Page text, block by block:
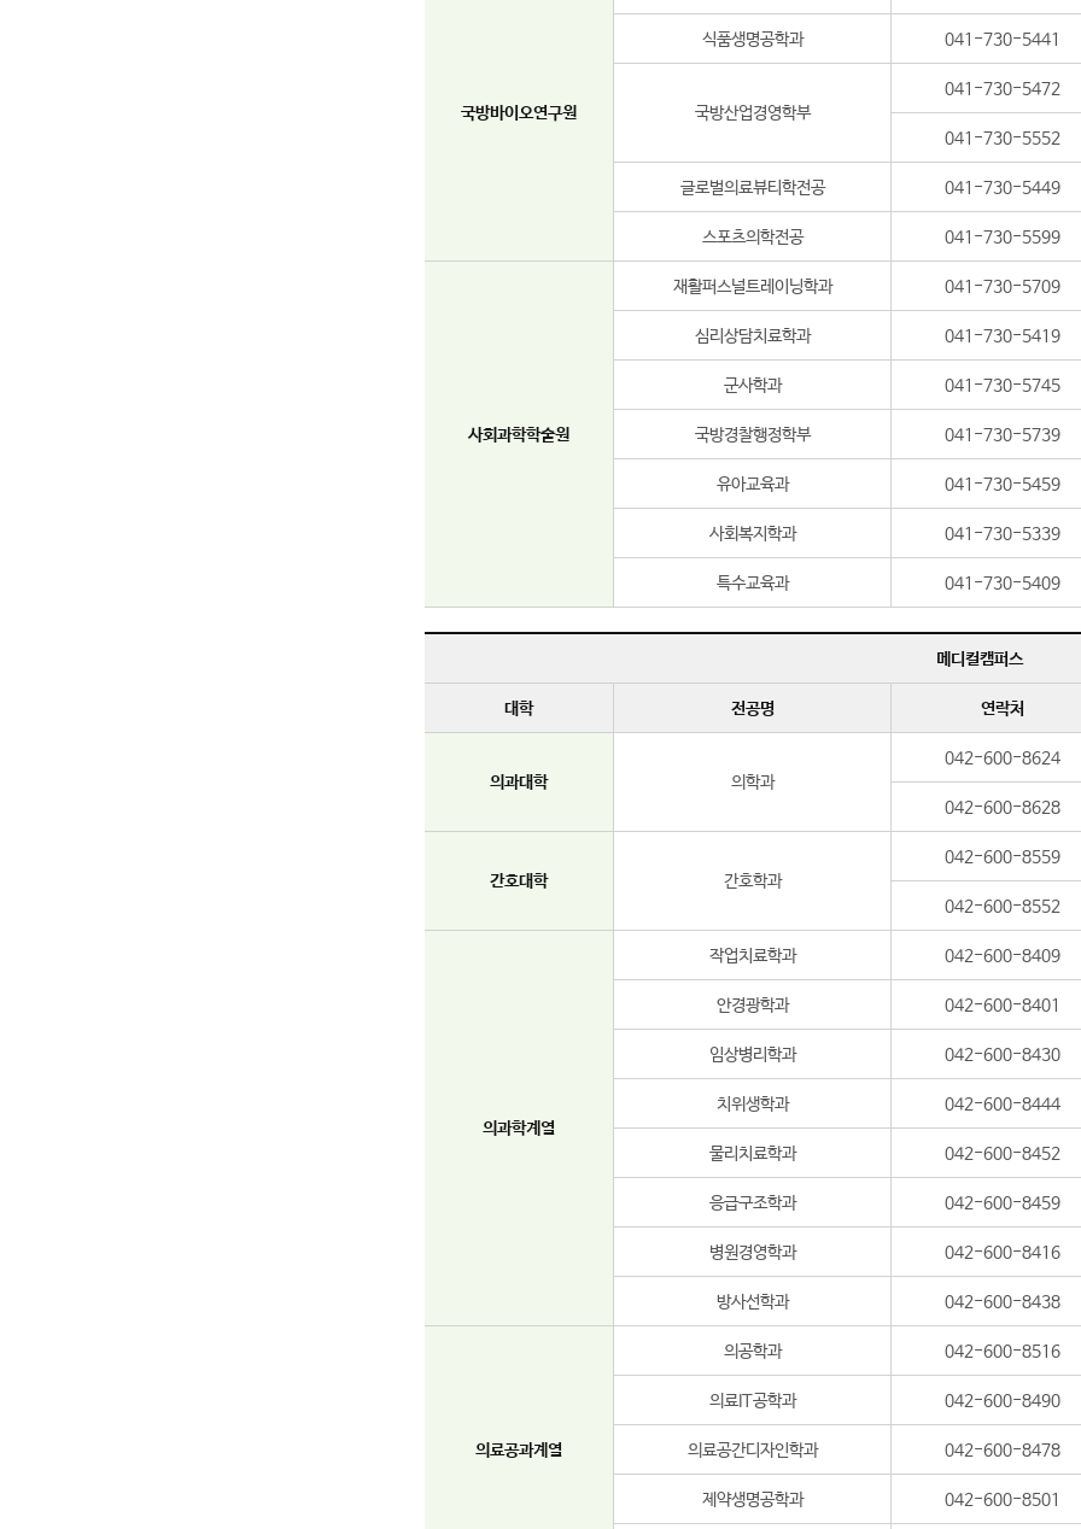
국방바이오연구원
식품생명공학과 041-730-5441
국방산업경영학부
041-730-5472
041-730-5552
글로벌의료뷰티학전공 041-730-5449
스포츠의학전공 041-730-5599
사회과학학술원
재활퍼스널트레이닝학과 041-730-5709
심리상담치료학과 041-730-5419
군사학과 041-730-5745
국방경찰행정학부 041-730-5739
유아교육과 041-730-5459
사회복지학과 041-730-5339
특수교육과 041-730-5409
메디컬캠퍼스
대학 전공명 연락처
의과대학 의학과
042-600-8624
042-600-8628
간호대학 간호학과
042-600-8559
042-600-8552
의과학계열
작업치료학과 042-600-8409
안경광학과 042-600-8401
임상병리학과 042-600-8430
치위생학과 042-600-8444
물리치료학과 042-600-8452
응급구조학과 042-600-8459
병원경영학과 042-600-8416
방사선학과 042-600-8438
의료공과계열
의공학과 042-600-8516
의료IT공학과 042-600-8490
의료공간디자인학과 042-600-8478
제약생명공학과 042-600-8501